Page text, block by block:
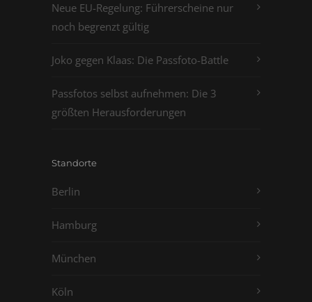
Neue EU-Regelung: Führerscheine nur
noch begrenzt gültig
Joko gegen Klaas: Die Passfoto-Battle
Passfotos selbst aufnehmen: Die 3
größten Herausforderungen
Standorte
Berlin
Hamburg
München
Köln